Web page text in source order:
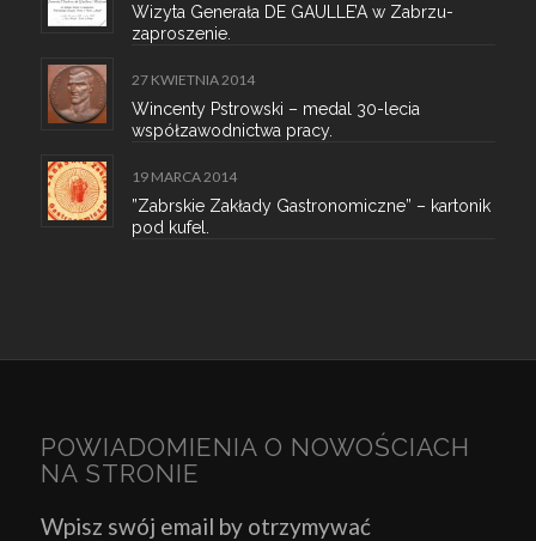
Wizyta Generała DE GAULLE’A w Zabrzu-
zaproszenie.
27 KWIETNIA 2014
Wincenty Pstrowski – medal 30-lecia
współzawodnictwa pracy.
19 MARCA 2014
”Zabrskie Zakłady Gastronomiczne” – kartonik
pod kufel.
POWIADOMIENIA O NOWOŚCIACH
NA STRONIE
Wpisz swój email by otrzymywać